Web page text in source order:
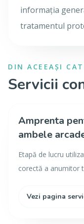
informația
tratamentul
DIN ACEEAȘI
Servicii
Amprenta
ambele
Etapă de lucru
corectă a anumitor
Vezi pagina